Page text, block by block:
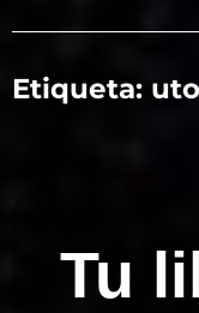
Etiqueta:
Tu